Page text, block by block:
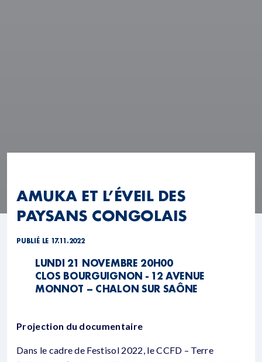
AMUKA ET L’ÉVEIL DES
PAYSANS CONGOLAIS
PUBLIÉ LE 17.11.2022
LUNDI 21 NOVEMBRE 20H00
CLOS BOURGUIGNON - 12 AVENUE
MONNOT – CHALON SUR SAÔNE
Projection du documentaire
Dans le cadre de Festisol 2022, le CCFD – Terre